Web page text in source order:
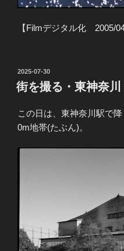
【Filmデジタル化 2005/
投
稿
日:
2025-07-30
街を撮る・東神奈
この日は、東神奈川駅で
0m地帯(たぶん)。